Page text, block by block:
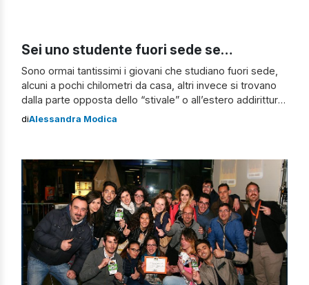
Sei uno studente fuori sede se…
Sono ormai tantissimi i giovani che studiano fuori sede,
alcuni a pochi chilometri da casa, altri invece si trovano
dalla parte opposta dello “stivale” o all’estero addirittura.
Abbiamo deciso di riunire 20 tra i luoghi comuni che
Sei uno studente fuorisede se… 1. […]
diAlessandra Modica